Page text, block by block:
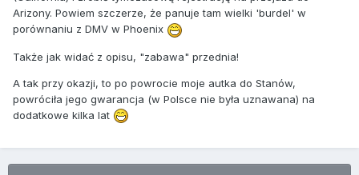
Arizony. Powiem szczerze, że panuje tam wielki 'burdel' w
porównaniu z DMV w Phoenix
Także jak widać z opisu, "zabawa" przednia!
A tak przy okazji, to po powrocie moje autka do Stanów,
powróciła jego gwarancja (w Polsce nie była uznawana) na
dodatkowe kilka lat